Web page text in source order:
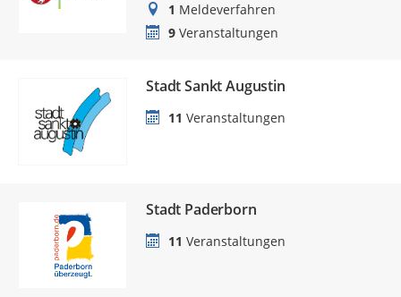
1 Meldeverfahren
9 Veranstaltungen
Stadt Sankt Augustin
11 Veranstaltungen
Stadt Paderborn
11 Veranstaltungen